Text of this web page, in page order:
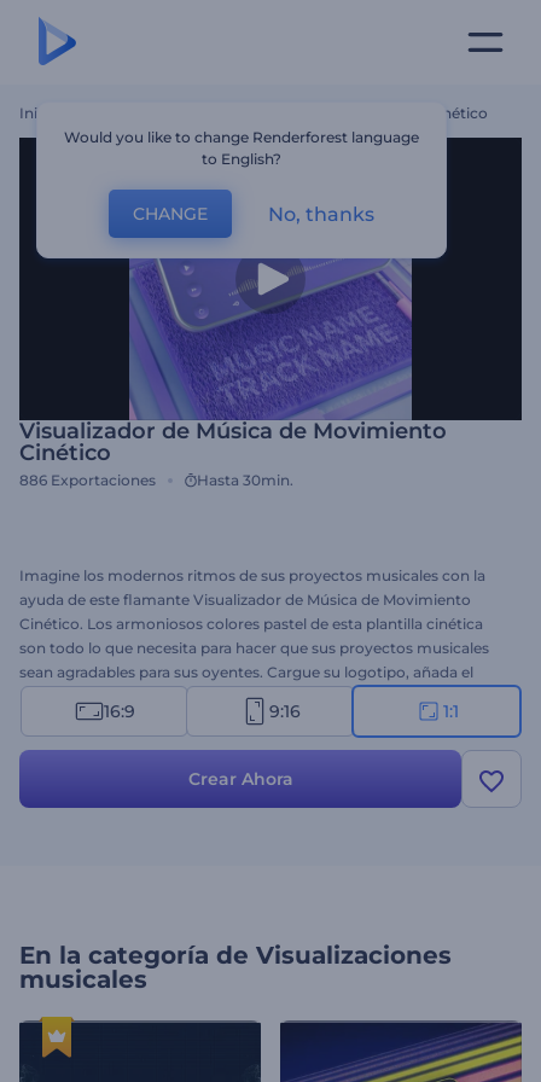
Inicio Visualizador De Música De Movimiento Cinético
Visualizador de Música de Movimiento
Cinético
886 Exportaciones Hasta 30min.
Imagine los modernos ritmos de sus proyectos musicales con la
ayuda de este flamante Visualizador de Música de Movimiento
Cinético. Los armoniosos colores pastel de esta plantilla cinética
son todo lo que necesita para hacer que sus proyectos musicales
sean agradables para sus oyentes. Cargue su logotipo, añada el
nombre de su pista y prepárese para crear un visualizador
profesional en unos pocos clics. Perfecto para lanzamientos de
Emocione al público con su visualizador de música de última
16:9 9:16 1:1
Crear Ahora
En la categoría de Visualizaciones
musicales
Would you like to change Renderforest language
to English?
CHANGE No, thanks